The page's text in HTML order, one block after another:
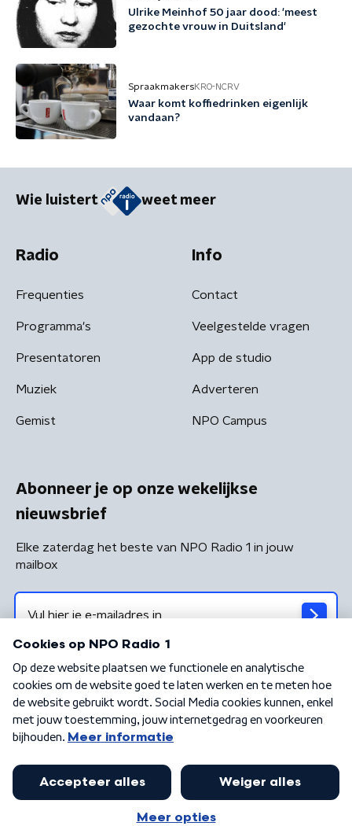
Ulrike Meinhof 50 jaar dood: 'meest
gezochte vrouw in Duitsland'
SpraakmakersKRO-NCRV
Waar komt koffiedrinken eigenlijk
vandaan?
Wie luistert weet meer
Radio
Frequenties
Programma's
Presentatoren
Muziek
Gemist
Info
Contact
Veelgestelde vragen
App de studio
Adverteren
NPO Campus
Abonneer je op onze wekelijkse
nieuwsbrief
Elke zaterdag het beste van NPO Radio 1 in jouw
mailbox
Algemene voorwaarden